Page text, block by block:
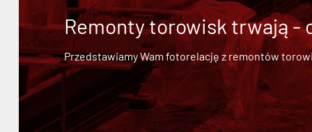
Remonty torowisk trwają -
Przedstawiamy Wam fotorelację z remontów